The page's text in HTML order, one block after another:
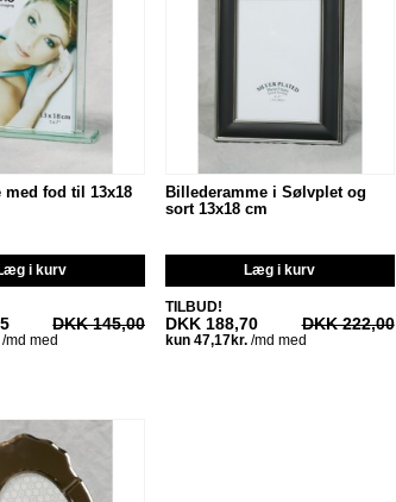
med fod til 13x18
i kurv
DKK 145,00
Billederamme i Sølvplet og
sort 13x18 cm
Læg i kurv
TILBUD!
DKK 188,70 DKK 222,00